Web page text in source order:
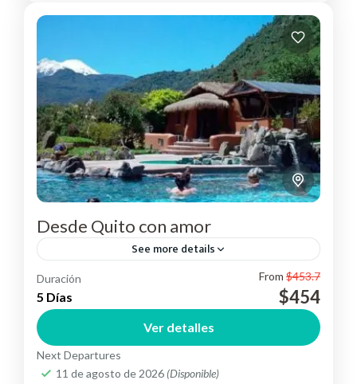
Desde Quito con amor
See more details
Conoce Quito, Mindo, Cotopaxi, Papallacta,
Mitad del mundo y el panecillo.
Easy
Duración
5 Días
From $453.7
$454
Ver detalles
Next Departures
11 de agosto de 2026 (Disponible)